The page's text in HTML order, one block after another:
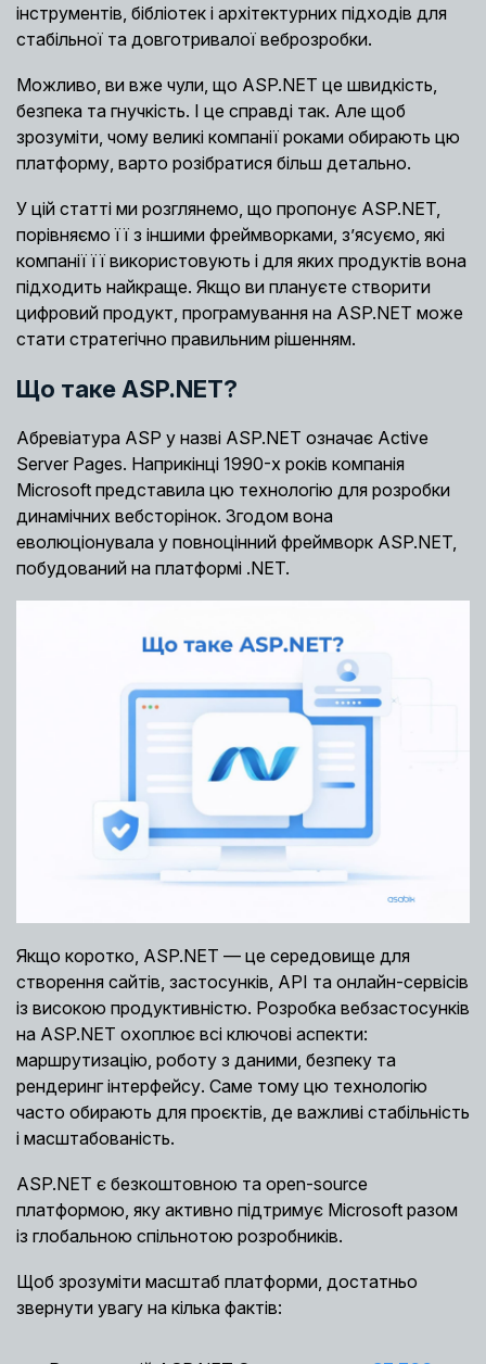
інструментів, бібліотек і архітектурних підходів для
стабільної та довготривалої веброзробки.
Можливо, ви вже чули, що ASP.NET це швидкість,
безпека та гнучкість. І це справді так. Але щоб
зрозуміти, чому великі компанії роками обирають цю
платформу, варто розібратися більш детально.
У цій статті ми розглянемо, що пропонує ASP.NET,
порівняємо її з іншими фреймворками, з’ясуємо, які
компанії її використовують і для яких продуктів вона
підходить найкраще. Якщо ви плануєте створити
цифровий продукт, програмування на ASP.NET може
стати стратегічно правильним рішенням.
Що таке ASP.NET?
Абревіатура ASP у назві ASP.NET означає Active
Server Pages. Наприкінці 1990-х років компанія
Microsoft представила цю технологію для розробки
динамічних вебсторінок. Згодом вона
еволюціонувала у повноцінний фреймворк ASP.NET,
побудований на платформі .NET.
Якщо коротко, ASP.NET — це середовище для
створення сайтів, застосунків, API та онлайн-сервісів
із високою продуктивністю. Розробка вебзастосунків
на ASP.NET охоплює всі ключові аспекти:
маршрутизацію, роботу з даними, безпеку та
рендеринг інтерфейсу. Саме тому цю технологію
часто обирають для проєктів, де важливі стабільність
і масштабованість.
ASP.NET є безкоштовною та open-source
платформою, яку активно підтримує Microsoft разом
із глобальною спільнотою розробників.
Щоб зрозуміти масштаб платформи, достатньо
звернути увагу на кілька фактів: